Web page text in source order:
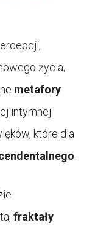
życia,
metafory
intymnej
które dla
fraktały